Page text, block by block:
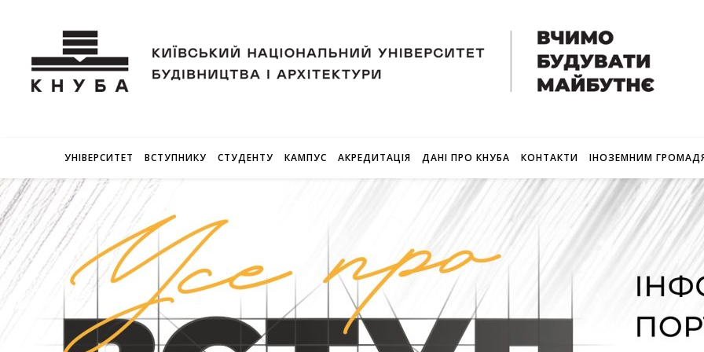
УНІВЕРСИТЕТ ВСТУПНИКУ СТУДЕНТУ КАМПУС АКРЕДИТАЦІЯ ДАНІ ПРО КНУБА КОНТАКТИ ІНОЗЕМНИМ